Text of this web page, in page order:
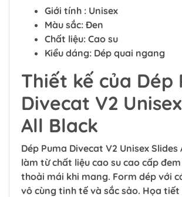
Giới tính : Unisex
Màu sắc: Đen
Chất liệu: Cao su
Kiểu dáng: Dép quai ngang
Thiết kế của Dép
Divecat V2
All Black
Dép Puma Divecat V2 Unisex Slides
làm từ chất liệu cao su cao cấp
thoải mái khi mang. Form dép với
vô cùng tinh tế và sắc sảo. Họa